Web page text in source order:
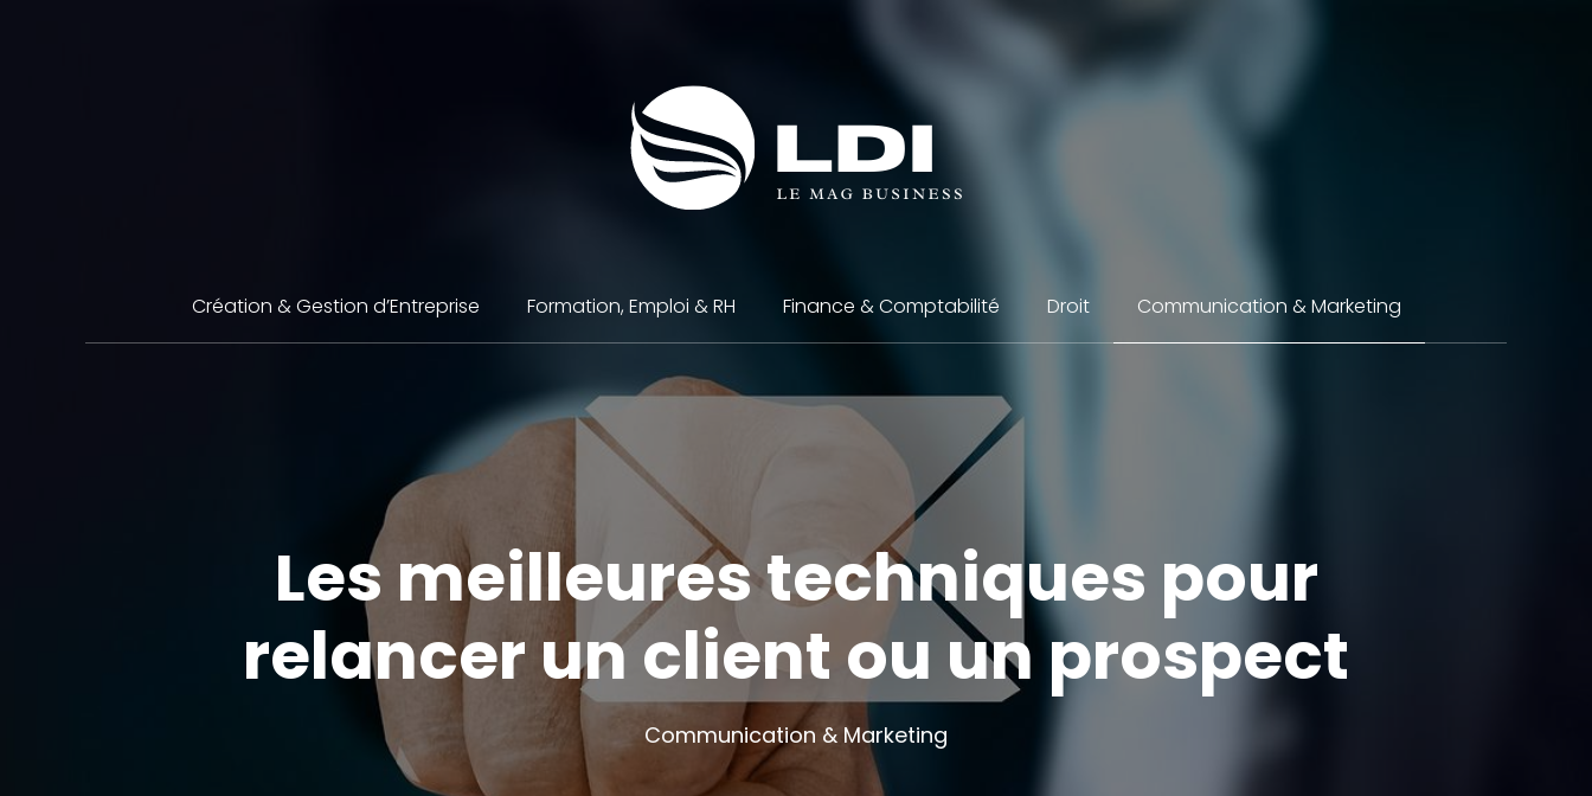
Création & Gestion d’Entreprise Formation, Emploi & RH Finance & Comptabilité Droit Communication & Marketing
Les meilleures techniques pour
relancer un client ou un prospect
Communication & Marketing